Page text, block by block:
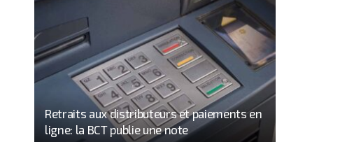
Retraits aux distributeurs et paiements en
ligne: la BCT publie une note